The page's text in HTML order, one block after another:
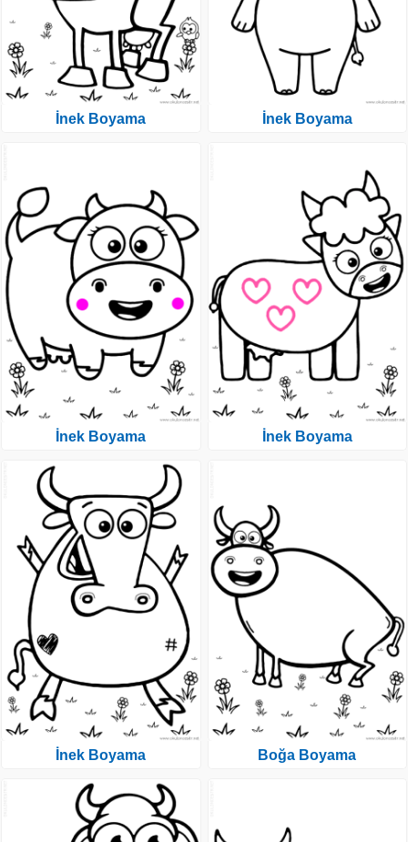
İnek Boyama
İnek Boyama
İnek Boyama
İnek Boyama
İnek Boyama
Boğa Boyama